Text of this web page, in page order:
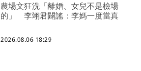
農場文狂洗「離婚、女兒不是檢場
的」 李翊君闢謠：李媽一度當真
2026.08.06 18:29